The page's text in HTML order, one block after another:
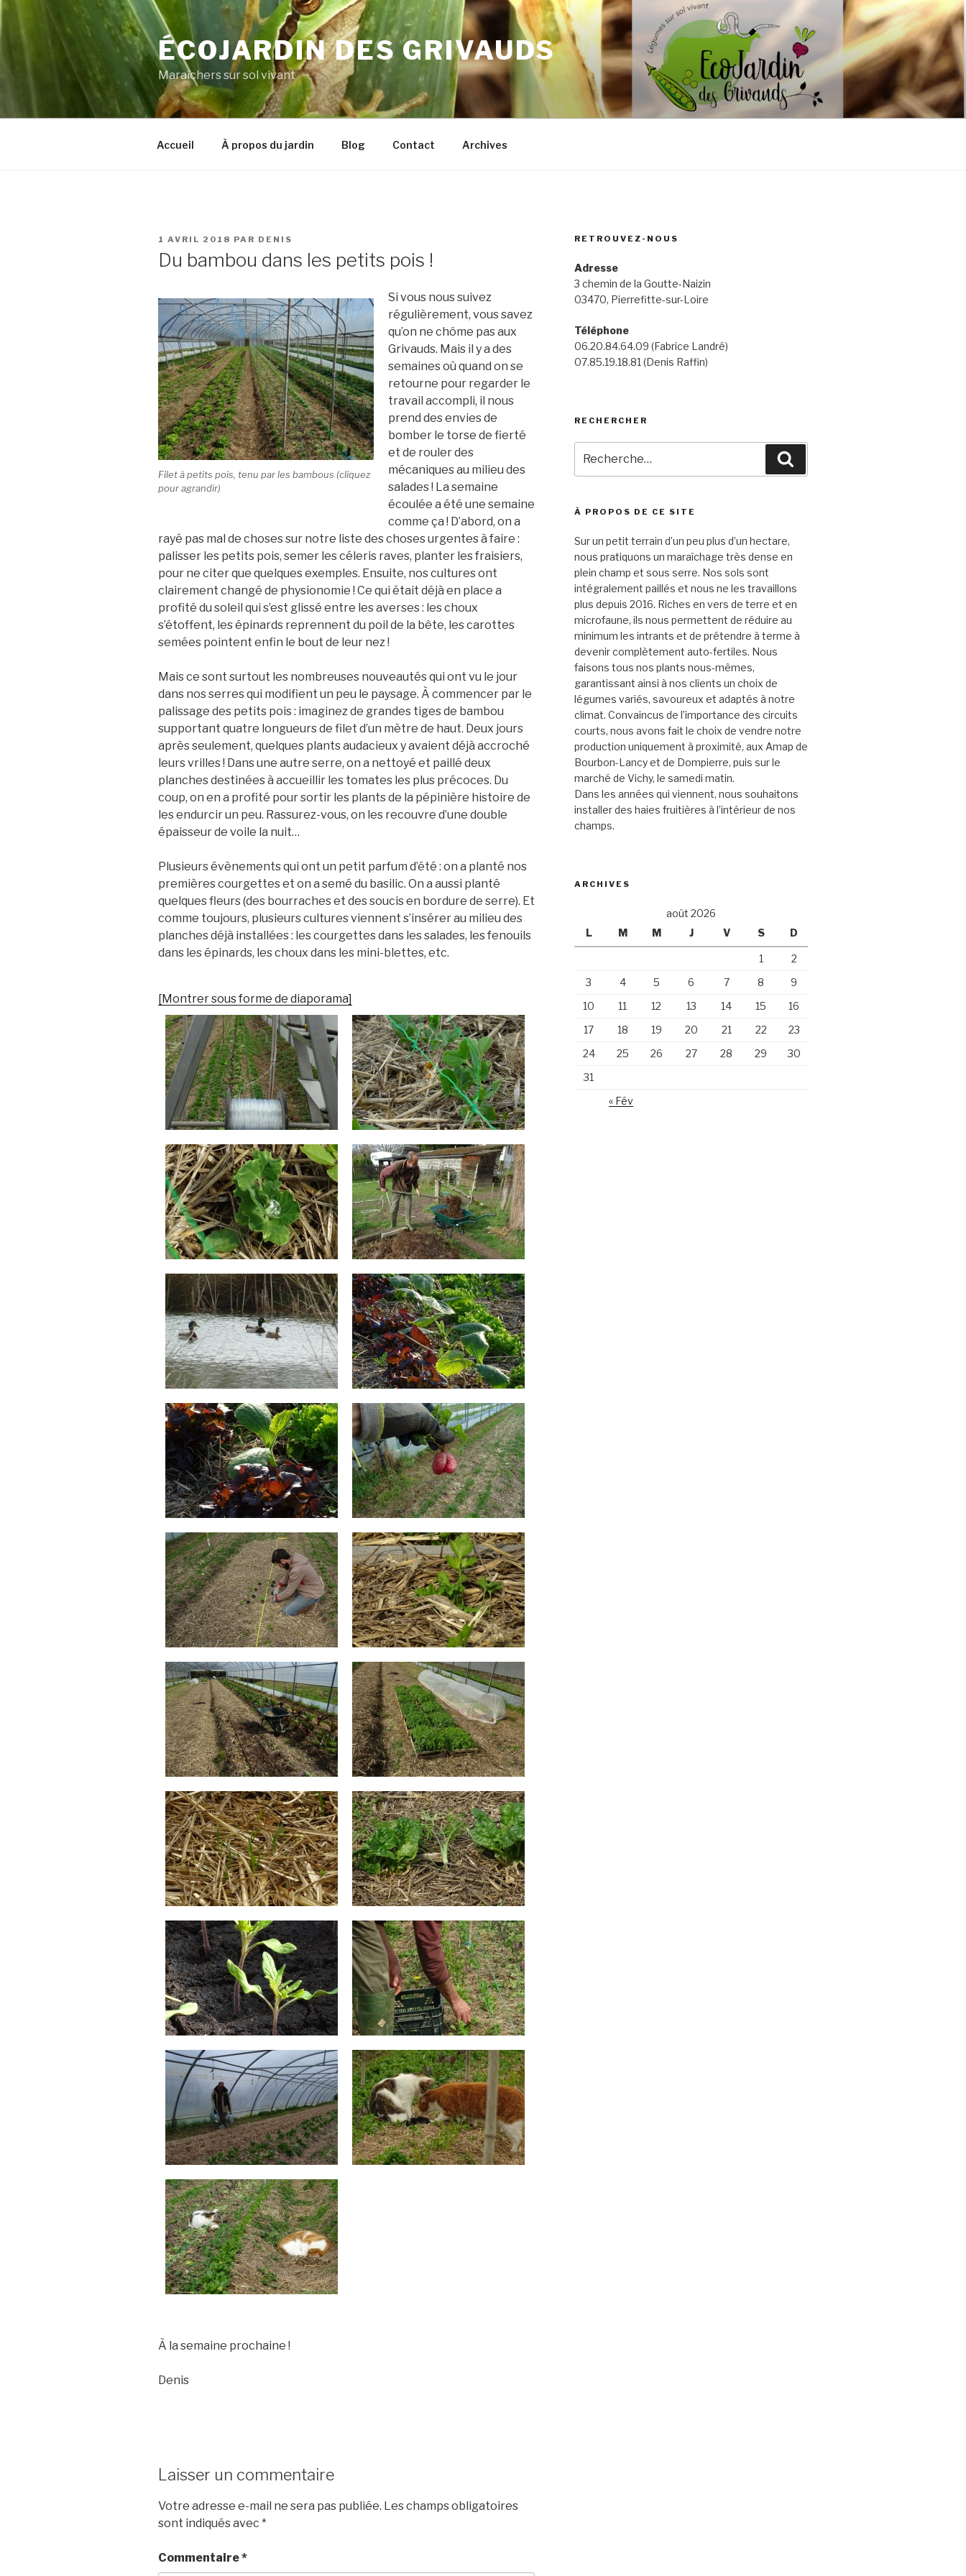
Aller
contenu
ÉCOJARDIN DES GRIVAUDS
Maraîchers sur sol vivant
Accueil À propos du jardin Blog Contact Archives
PUBLIÉ
1 AVRIL 2018 PAR DENIS
Du bambou dans les petits pois !
Filet à petits pois, tenu par les bambous (cliquez
pour agrandir)
Si vous nous suivez
régulièrement, vous savez
qu’on ne chôme pas aux
Grivauds. Mais il y a des
semaines où quand on se
retourne pour regarder le
travail accompli, il nous
prend des envies de
bomber le torse de fierté
et de rouler des
mécaniques au milieu des
salades ! La semaine
écoulée a été une semaine
comme ça ! D’abord, on a
rayé pas mal de choses sur notre liste des choses urgentes à faire :
palisser les petits pois, semer les céleris raves, planter les fraisiers,
pour ne citer que quelques exemples. Ensuite, nos cultures ont
clairement changé de physionomie ! Ce qui était déjà en place a
profité du soleil qui s’est glissé entre les averses : les choux
s’étoffent, les épinards reprennent du poil de la bête, les carottes
semées pointent enfin le bout de leur nez !
Mais ce sont surtout les nombreuses nouveautés qui ont vu le jour
dans nos serres qui modifient un peu le paysage. À commencer par le
palissage des petits pois : imaginez de grandes tiges de bambou
supportant quatre longueurs de filet d’un mètre de haut. Deux jours
après seulement, quelques plants audacieux y avaient déjà accroché
leurs vrilles ! Dans une autre serre, on a nettoyé et paillé deux
planches destinées à accueillir les tomates les plus précoces. Du
coup, on en a profité pour sortir les plants de la pépinière histoire de
les endurcir un peu. Rassurez-vous, on les recouvre d’une double
épaisseur de voile la nuit…
Plusieurs évènements qui ont un petit parfum d’été : on a planté nos
premières courgettes et on a semé du basilic. On a aussi planté
quelques fleurs (des bourraches et des soucis en bordure de serre). Et
comme toujours, plusieurs cultures viennent s’insérer au milieu des
planches déjà installées : les courgettes dans les salades, les fenouils
dans les épinards, les choux dans les mini-blettes, etc.
[Montrer sous forme de diaporama]
À la semaine prochaine !
Denis
Laisser un commentaire
Votre adresse e-mail ne sera pas publiée. Les champs obligatoires
sont indiqués avec *
Commentaire*
RETROUVEZ-NOUS
Adresse
3 chemin de la Goutte-Naizin
03470, Pierrefitte-sur-Loire
Téléphone
06.20.84.64.09 (Fabrice Landré)
07.85.19.18.81 (Denis Raffin)
RECHERCHER
pour
:
À PROPOS DE CE SITE
Sur un petit terrain d’un peu plus d’un hectare,
nous pratiquons un maraîchage très dense en
plein champ et sous serre. Nos sols sont
intégralement paillés et nous ne les travaillons
plus depuis 2016. Riches en vers de terre et en
microfaune, ils nous permettent de réduire au
minimum les intrants et de prétendre à terme à
devenir complètement auto-fertiles. Nous
faisons tous nos plants nous-mêmes,
garantissant ainsi à nos clients un choix de
légumes variés, savoureux et adaptés à notre
climat. Convaincus de l’importance des circuits
courts, nous avons fait le choix de vendre notre
production uniquement à proximité, aux Amap de
Bourbon-Lancy et de Dompierre, puis sur le
marché de Vichy, le samedi matin.
Dans les années qui viennent, nous souhaitons
installer des haies fruitières à l’intérieur de nos
champs.
ARCHIVES
août 2026
L
M M J V S D
1
2
3
4 5 6 7 8
9
10
11 12 13 14 15
16
17
18 19 20 21 22
23
24
25 26 27 28 29
30
31
« Fév